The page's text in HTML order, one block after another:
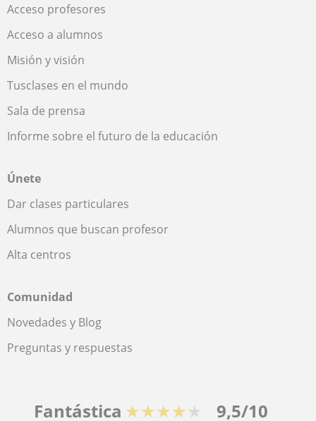
Acceso profesores
Acceso a alumnos
Misión y visión
Tusclases en el mundo
Sala de prensa
Informe sobre el futuro de la educación
Únete
Dar clases particulares
Alumnos que buscan profesor
Alta centros
Comunidad
Novedades y Blog
Preguntas y respuestas
Fantástica ★★★★★ 9,5/10